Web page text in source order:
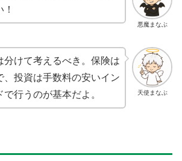
悪魔まなぶ
天使まなぶ
分けて考えるべき。保険は
、投資は手数料の安いイン
行うのが基本だよ。